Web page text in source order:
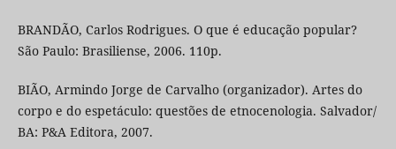
BRANDÃO, Carlos Rodrigues. O que é educação popular?
São Paulo: Brasiliense, 2006. 110p.
BIÃO, Armindo Jorge de Carvalho (organizador). Artes do
corpo e do espetáculo: questões de etnocenologia. Salvador/
BA: P&A Editora, 2007.